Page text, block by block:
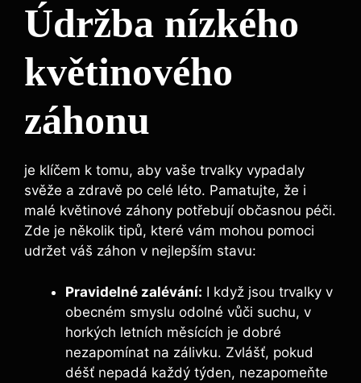
Údržba nízkého
květinového
záhonu
je klíčem k tomu, aby vaše trvalky vypadaly
svěže a zdravě po celé léto. Pamatujte, že i
malé květinové záhony potřebují občasnou péči.
Zde je několik tipů, které vám mohou pomoci
udržet váš záhon v nejlepším stavu:
Pravidelné zalévání: I když jsou trvalky v
obecném smyslu odolné vůči suchu, v
horkých letních měsících je dobré
nezapomínat na zálivku. Zvlášť, pokud
déšť nepadá každý týden, nezapomeňte